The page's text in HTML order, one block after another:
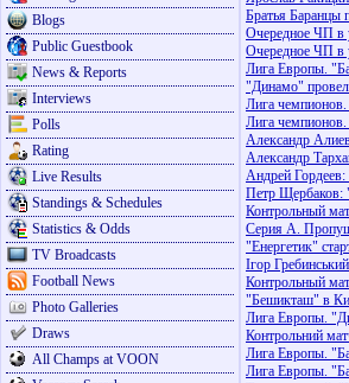
Blogs
Public Guestbook
News & Reports
Interviews
Polls
Rating
Live Results
Standings & Schedules
Statistics & Odds
TV Broadcasts
Football News
Photo Galleries
Draws
All Champs at VOON
Братья Баранцы
Очередное ЧП в
Очередное ЧП в
Лига Европы.
"Динамо"
Лига
Лига
Александр
Александр
Андрей
Петр Щербаков:
Контрольный
Серия А.
"Енергетик"
Ігор
Контрольный
"Бешикташ" в
Лига Европы.
Контрольний
Лига Европы.
Лига Европы.